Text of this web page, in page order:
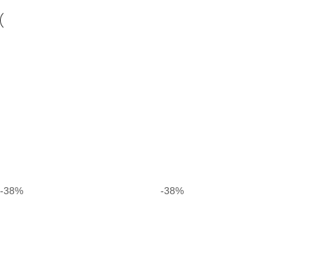
-38% -38%